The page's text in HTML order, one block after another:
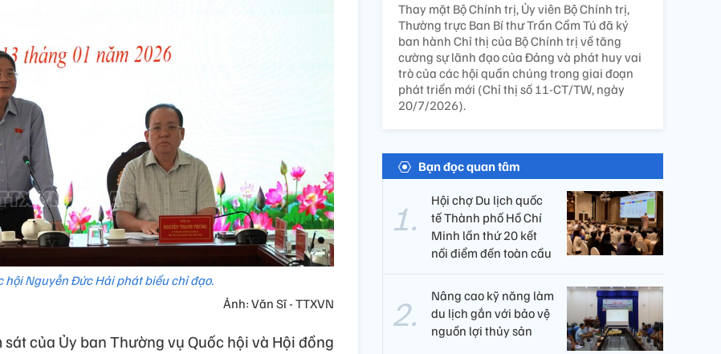
hội Nguyễn Đức Hải phát biểu chỉ đạo.
Ảnh: Văn Sĩ - TTXVN
của Ủy ban Thường vụ Quốc hội và Hội đồng
Thay mặt Bộ Chính trị, Ủy viên Bộ Chính trị,
Thường trực Ban Bí thư Trần Cẩm Tú đã ký
ban hành Chỉ thị của Bộ Chính trị về tăng
cường sự lãnh đạo của Đảng và phát huy vai
trò của các hội quần chúng trong giai đoạn
phát triển mới (Chỉ thị số 11-CT/TW, ngày
20/7/2026).
Bạn đọc quan tâm
Hội chợ Du lịch quốc
tế Thành phố Hồ Chí
Minh lần thứ 20 kết
nối điểm đến toàn cầu
Nâng cao kỹ năng làm
du lịch gắn với bảo vệ
nguồn lợi thủy sản